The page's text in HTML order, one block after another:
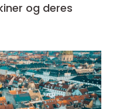
og deres